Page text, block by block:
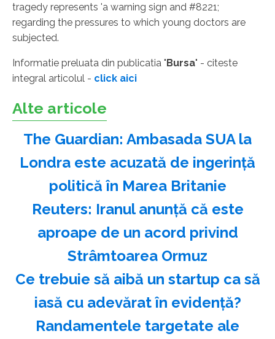
tragedy represents 'a warning sign and #8221;
regarding the pressures to which young doctors are
subjected.
Informatie preluata din publicatia "Bursa" - citeste
integral articolul - click aici
Alte articole
The Guardian: Ambasada SUA la
Londra este acuzată de ingerinţă
politică în Marea Britanie
Reuters: Iranul anunţă că este
aproape de un acord privind
Strâmtoarea Ormuz
Ce trebuie să aibă un startup ca să
iasă cu adevărat în evidență?
Randamentele targetate ale